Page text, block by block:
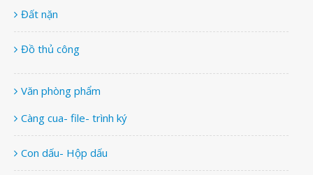
Đất nặn
Đồ thủ công
Văn phòng phẩm
Càng cua- file- trình ký
Con dấu- Hộp dấu